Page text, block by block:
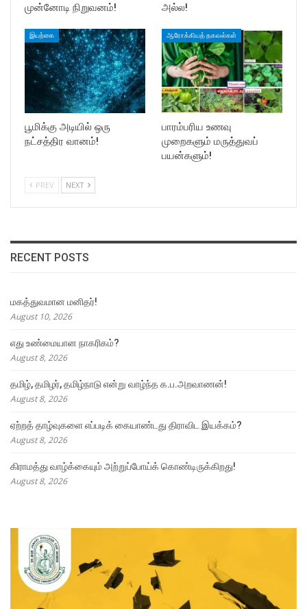
முன்னோடி நிறுவனம்! அல்ல!
இயற்கை
பூமிக்கு அடியில் ஒரு
நட்சத்திர வானம்!
ஆரோக்கியத் தகவல்கள்
பாரம்பரிய உணவு
முறைகளும் மருத்துவப்
பயன்களும்!
PREV NEXT
RECENT POSTS
மகத்துவமான மனிதர்!
August 10, 2026
எது உண்மையான நாகரிகம்?
August 8, 2026
தமிழ், தமிழர், தமிழ்நாடு என்று வாழ்ந்த க.ப.அறவாணன்!
August 8, 2026
ஏற்றத் தாழ்வுகளை எப்படிக் கையாண்டது திராவிட இயக்கம்?
August 8, 2026
கிராமத்து வாழ்க்கையும் அற்றுப்போய்க் கொண்டிருக்கிறது!
August 8, 2026